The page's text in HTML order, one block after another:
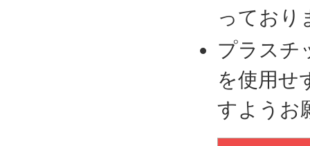
っており
プラスチ
を使用せ
すようお